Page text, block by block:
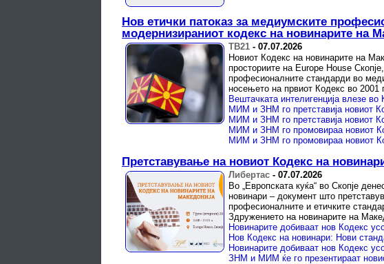
Нов етички патоказ за медиумските
модернизираниот кодекс на новинарите на
ТВ21 - 07.07.2026
Новиот Кодекс на новинарите на
просториите на Europe House
професионалните стандарди во
носењето на првиот Кодекс во 2001
Вештачката интелигенција влезе во
МИМ и ЗНМ го промовираа новиот
МИМ и ЗНМ го промовираа новиот
Претставување на новиот Кодекс на
Либертас - 07.07.2026
Во „Европската куќа“ во Скопје
новинари – документ што
професионалните и етичките
Здружението на новинарите на